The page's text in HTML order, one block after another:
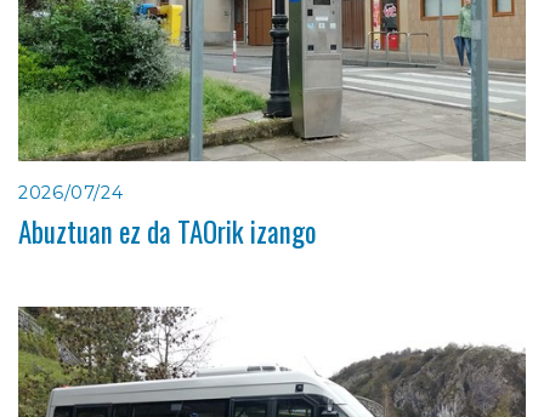
2026/07/24
Abuztuan ez da TAOrik izango